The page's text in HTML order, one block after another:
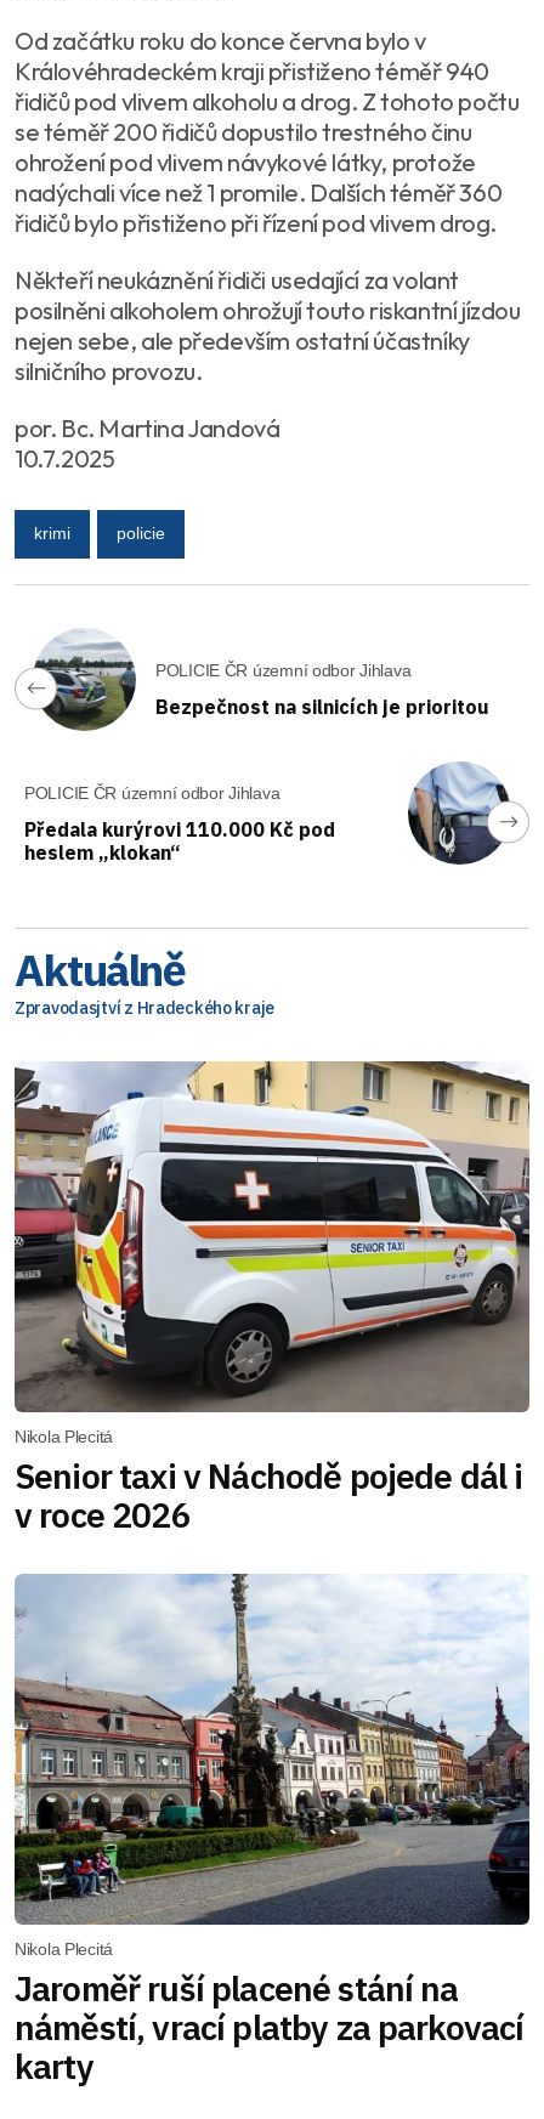
Od začátku roku do konce června bylo v
Královéhradeckém kraji přistiženo téměř 940
řidičů pod vlivem alkoholu a drog. Z tohoto počtu
se téměř 200 řidičů dopustilo trestného činu
ohrožení pod vlivem návykové látky, protože
nadýchali více než 1 promile. Dalších téměř 360
řidičů bylo přistiženo při řízení pod vlivem drog.
Někteří neukáznění řidiči usedající za volant
posilněni alkoholem ohrožují touto riskantní jízdou
nejen sebe, ale především ostatní účastníky
silničního provozu.
por. Bc. Martina Jandová
10.7.2025
krimi policie
POLICIE ČR územní odbor Jihlava
Bezpečnost na silnicích je prioritou
POLICIE ČR územní odbor Jihlava
Předala kurýrovi 110.000 Kč pod
heslem „klokan“
Aktuálně
Zpravodasjtví z Hradeckého kraje
Nikola Plecitá
Senior taxi v Náchodě pojede dál i
v roce 2026
Nikola Plecitá
Jaroměř ruší placené stání na
náměstí, vrací platby za parkovací
karty